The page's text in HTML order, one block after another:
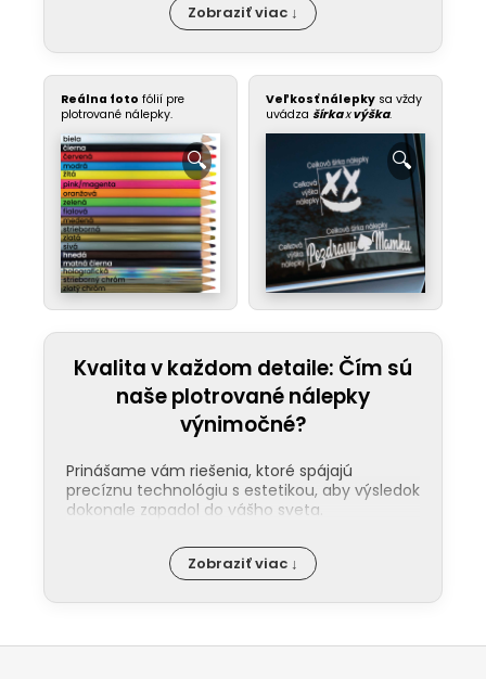
Zobraziť viac ↓
Reálna foto fólií pre
plotrované nálepky.
Veľkosť nálepky sa vždy
uvádza šírkaxvýška.
Kvalita v každom detaile: Čím sú
naše plotrované nálepky
výnimočné?
Prinášame vám riešenia, ktoré spájajú
precíznu technológiu s estetikou, aby výsledok
dokonale zapadol do vášho sveta.
Jednoduchá aplikácia: Nalepenie
našej nálepky zvládne každý. Ku každej
sprievodcu na našomYouTube.
Zobraziť viac ↓
Z